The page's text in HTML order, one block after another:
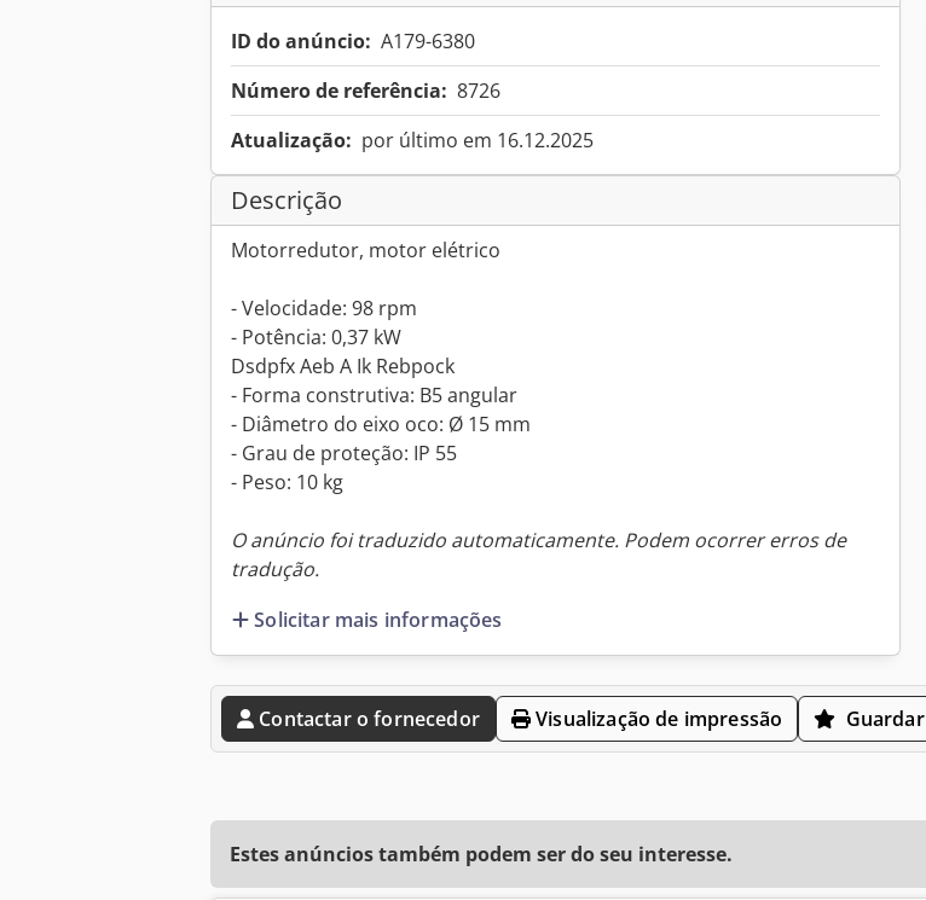
ID do anúncio: A179-6380
Número de referência: 8726
Atualização: por último em 16.12.2025
Descrição
Motorredutor, motor elétrico
- Velocidade: 98 rpm
- Potência: 0,37 kW
Dsdpfx Aeb A Ik Rebpock
- Forma construtiva: B5 angular
- Diâmetro do eixo oco: Ø 15 mm
- Grau de proteção: IP 55
- Peso: 10 kg
O anúncio foi traduzido automaticamente. Podem ocorrer erros de
tradução.
Solicitar mais informações
Contactar o fornecedor Visualização de impressão Guardar
Estes anúncios também podem ser do seu interesse.